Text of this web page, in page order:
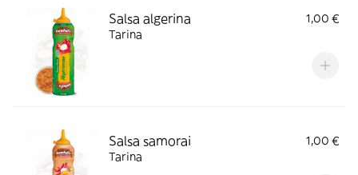
Salsa algerina
1,00 €
Tarina
Salsa samorai
1,00 €
Tarina